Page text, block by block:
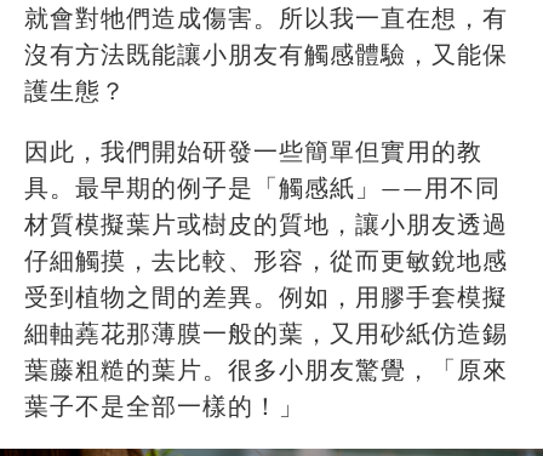
就會對牠們造成傷害。所以我一直在想，有
沒有方法既能讓小朋友有觸感體驗，又能保
護生態？
因此，我們開始研發一些簡單但實用的教
具。最早期的例子是「觸感紙」——用不同
材質模擬葉片或樹皮的質地，讓小朋友透過
仔細觸摸，去比較、形容，從而更敏銳地感
受到植物之間的差異。例如，用膠手套模擬
細軸蕘花那薄膜一般的葉，又用砂紙仿造錫
葉藤粗糙的葉片。很多小朋友驚覺，「原來
葉子不是全部一樣的！」